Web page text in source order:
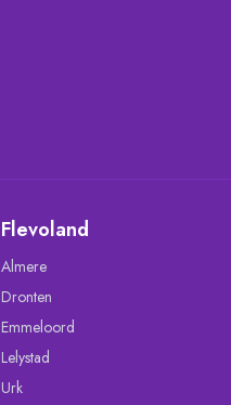
Flevoland
Almere
Dronten
Emmeloord
Lelystad
Urk